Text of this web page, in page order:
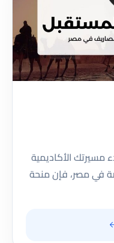
مسيرتك الأكاديمية
في مصر، فإن منحة